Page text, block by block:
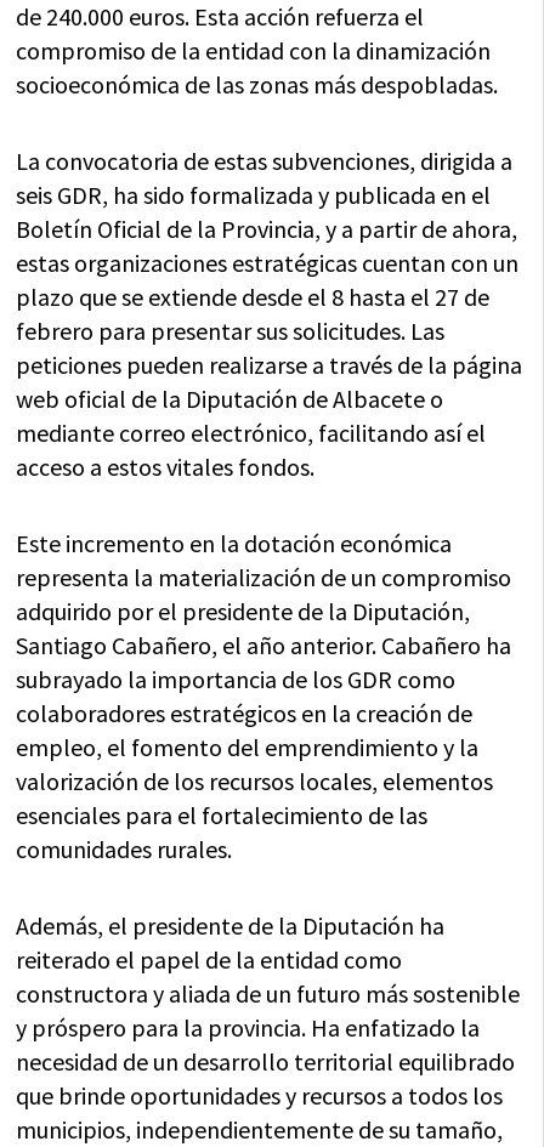
de 240.000 euros. Esta acción refuerza el
compromiso de la entidad con la dinamización
socioeconómica de las zonas más despobladas.
La convocatoria de estas subvenciones, dirigida a
seis GDR, ha sido formalizada y publicada en el
Boletín Oficial de la Provincia, y a partir de ahora,
estas organizaciones estratégicas cuentan con un
plazo que se extiende desde el 8 hasta el 27 de
febrero para presentar sus solicitudes. Las
peticiones pueden realizarse a través de la página
web oficial de la Diputación de Albacete o
mediante correo electrónico, facilitando así el
acceso a estos vitales fondos.
Este incremento en la dotación económica
representa la materialización de un compromiso
adquirido por el presidente de la Diputación,
Santiago Cabañero, el año anterior. Cabañero ha
subrayado la importancia de los GDR como
colaboradores estratégicos en la creación de
empleo, el fomento del emprendimiento y la
valorización de los recursos locales, elementos
esenciales para el fortalecimiento de las
comunidades rurales.
Además, el presidente de la Diputación ha
reiterado el papel de la entidad como
constructora y aliada de un futuro más sostenible
y próspero para la provincia. Ha enfatizado la
necesidad de un desarrollo territorial equilibrado
que brinde oportunidades y recursos a todos los
municipios, independientemente de su tamaño,